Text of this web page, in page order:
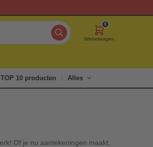
0
Winkelwagen
TOP 10 producten Alles
Of je nu aantekeningen maakt,